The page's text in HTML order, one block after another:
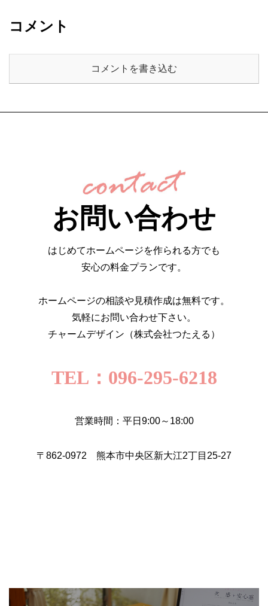
コメント
コメントを書き込む
お問い合わせ
はじめてホームページを作られる方でも
安心の料金プランです。
ホームページの相談や見積作成は無料です。
気軽にお問い合わせ下さい。
チャームデザイン（株式会社つたえる）
TEL：096-295-6218
営業時間：平日9:00～18:00
〒862-0972 熊本市中央区新大江2丁目25-27